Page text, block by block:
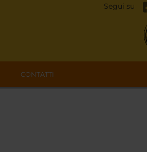
Segui su
CONTATTI